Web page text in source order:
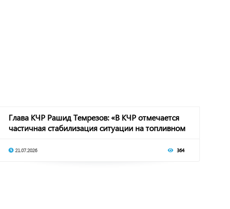
Глава КЧР Рашид Темрезов: «В КЧР отмечается
частичная стабилизация ситуации на топливном
21.07.2026 364